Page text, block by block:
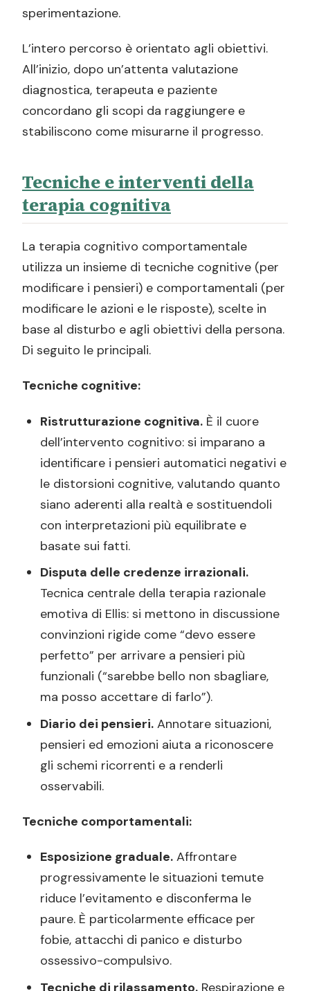
sperimentazione.
L’intero percorso è orientato agli obiettivi.
All’inizio, dopo un’attenta valutazione
diagnostica, terapeuta e paziente
concordano gli scopi da raggiungere e
stabiliscono come misurarne il progresso.
Tecniche e interventi della
terapia cognitiva
La terapia cognitivo comportamentale
utilizza un insieme di tecniche cognitive (per
modificare i pensieri) e comportamentali (per
modificare le azioni e le risposte), scelte in
base al disturbo e agli obiettivi della persona.
Di seguito le principali.
Tecniche cognitive:
Ristrutturazione cognitiva.È il cuore
dell’intervento cognitivo: si imparano a
identificare i pensieri automatici negativi e
le distorsioni cognitive, valutando quanto
siano aderenti alla realtà e sostituendoli
con interpretazioni più equilibrate e
basate sui fatti.
Disputa delle credenze irrazionali.
Tecnica centrale della terapia razionale
emotiva di Ellis: si mettono in discussione
convinzioni rigide come “devo essere
perfetto” per arrivare a pensieri più
funzionali (“sarebbe bello non sbagliare,
ma posso accettare di farlo”).
Diario dei pensieri.Annotare situazioni,
pensieri ed emozioni aiuta a riconoscere
gli schemi ricorrenti e a renderli
osservabili.
Tecniche comportamentali:
Esposizione graduale.Affrontare
progressivamente le situazioni temute
riduce l’evitamento e disconferma le
paure. È particolarmente efficace per
fobie, attacchi di panico e disturbo
ossessivo-compulsivo.
Tecniche di rilassamento.Respirazione e